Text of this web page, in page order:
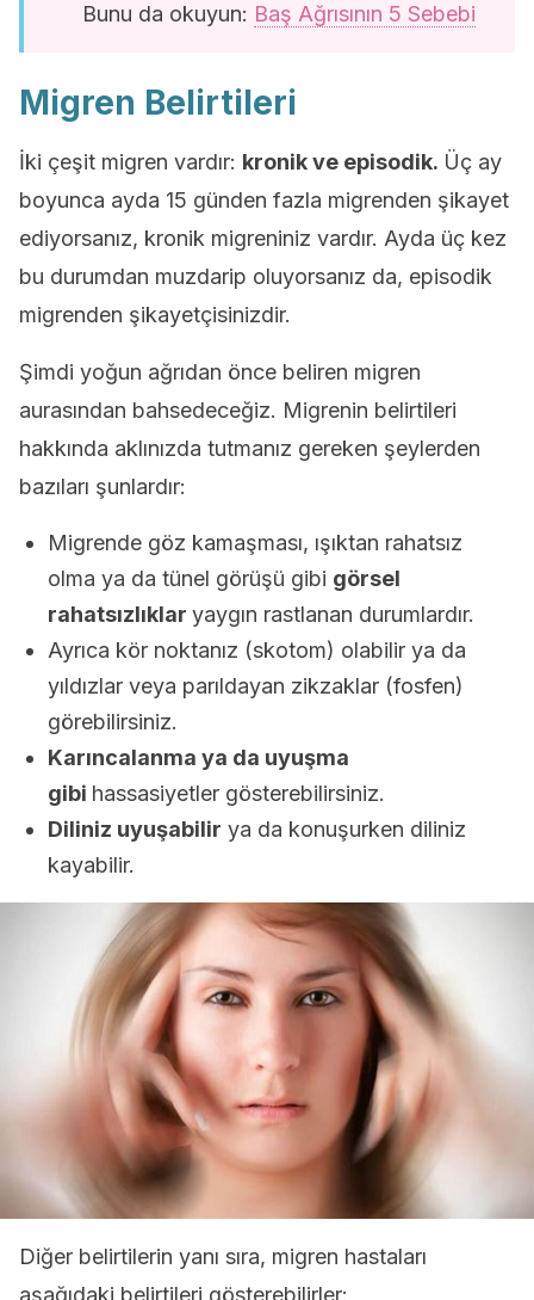
Bunu da okuyun: Baş Ağrısının 5 Sebebi
Migren Belirtileri
İki çeşit migren vardır: kronik ve episodik. Üç ay
boyunca ayda 15 günden fazla migrenden şikayet
ediyorsanız, kronik migreniniz vardır. Ayda üç kez
bu durumdan muzdarip oluyorsanız da, episodik
migrenden şikayetçisinizdir.
Şimdi yoğun ağrıdan önce beliren migren
aurasından bahsedeceğiz. Migrenin belirtileri
hakkında aklınızda tutmanız gereken şeylerden
bazıları şunlardır:
Migrende göz kamaşması, ışıktan rahatsız
olma ya da tünel görüşü gibi görsel
rahatsızlıklar yaygın rastlanan durumlardır.
Ayrıca kör noktanız (skotom) olabilir ya da
yıldızlar veya parıldayan zikzaklar (fosfen)
görebilirsiniz.
Karıncalanma ya da uyuşma
gibi hassasiyetler gösterebilirsiniz.
Diliniz uyuşabilir ya da konuşurken diliniz
kayabilir.
Diğer belirtilerin yanı sıra, migren hastaları
aşağıdaki belirtileri gösterebilirler: